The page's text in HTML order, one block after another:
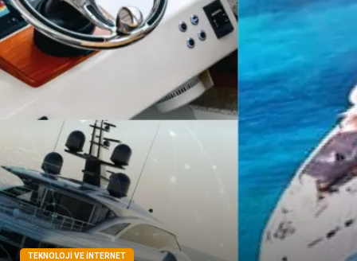
TEKNOLOJI VE İNTERNET